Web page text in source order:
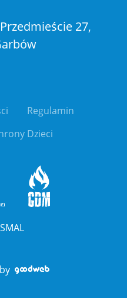
27,
Regulamin
Dzieci
SMAL